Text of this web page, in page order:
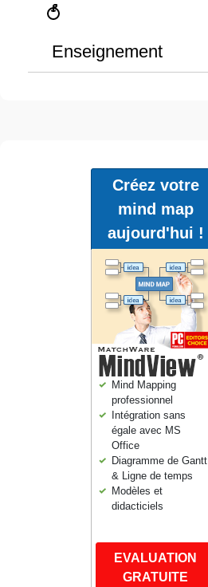
Enseignement
Créez votre
mind map
aujourd'hui !
Mind Mapping
professionnel
Intégration sans
égale avec MS
Office
Diagramme de Gantt
& Ligne de temps
Modèles et
didacticiels
EVALUATION
GRATUITE